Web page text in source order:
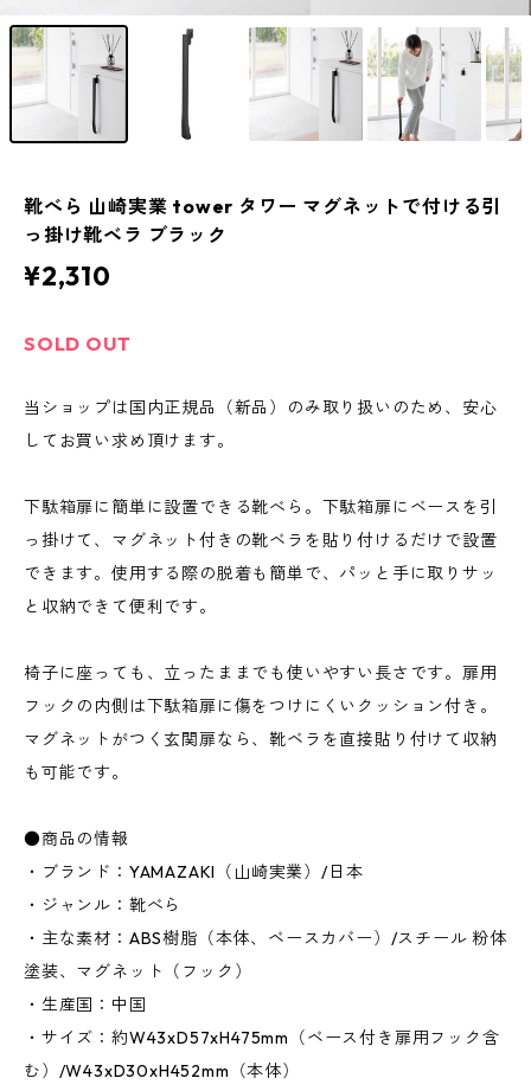
靴べら 山崎実業 tower タワー マグネットで付ける引
っ掛け靴ベラ ブラック
¥2,310
SOLD OUT
当ショップは国内正規品（新品）のみ取り扱いのため、安心
してお買い求め頂けます。
下駄箱扉に簡単に設置できる靴べら。下駄箱扉にベースを引
っ掛けて、マグネット付きの靴ベラを貼り付けるだけで設置
できます。使用する際の脱着も簡単で、パッと手に取りサッ
と収納できて便利です。
椅子に座っても、立ったままでも使いやすい長さです。扉用
フックの内側は下駄箱扉に傷をつけにくいクッション付き。
マグネットがつく玄関扉なら、靴ベラを直接貼り付けて収納
も可能です。
●商品の情報
・ブランド：YAMAZAKI（山崎実業）/日本
・ジャンル：靴べら
・主な素材：ABS樹脂（本体、ベースカバー）/スチール 粉体
塗装、マグネット（フック）
・生産国：中国
・サイズ：約W43xD57xH475mm（ベース付き扉用フック含
む）/W43xD30xH452mm（本体）